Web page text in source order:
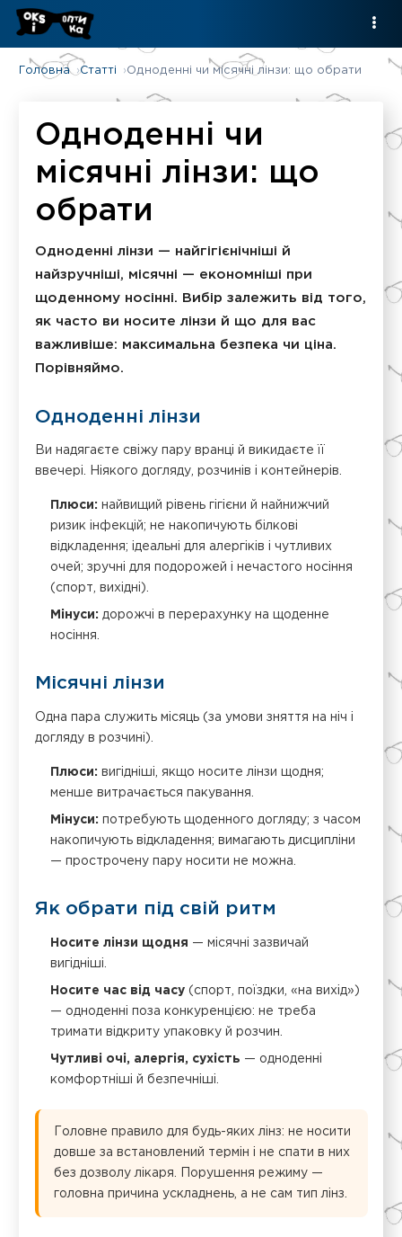
Головна Статті Одноденні чи місячні лінзи: що обрати
Одноденні чи
місячні лінзи: що
обрати
Одноденні лінзи — найгігієнічніші й
найзручніші, місячні — економніші при
щоденному носінні. Вибір залежить від того,
як часто ви носите лінзи й що для вас
важливіше: максимальна безпека чи ціна.
Порівняймо.
Одноденні лінзи
Ви надягаєте свіжу пару вранці й викидаєте її
ввечері. Ніякого догляду, розчинів і контейнерів.
Плюси: найвищий рівень гігієни й найнижчий
ризик інфекцій; не накопичують білкові
відкладення; ідеальні для алергіків і чутливих
очей; зручні для подорожей і нечастого носіння
(спорт, вихідні).
Мінуси: дорожчі в перерахунку на щоденне
носіння.
Місячні лінзи
Одна пара служить місяць (за умови зняття на ніч і
догляду в розчині).
Плюси: вигідніші, якщо носите лінзи щодня;
менше витрачається пакування.
Мінуси: потребують щоденного догляду; з часом
накопичують відкладення; вимагають дисципліни
— прострочену пару носити не можна.
Як обрати під свій ритм
Носите лінзи щодня — місячні зазвичай
вигідніші.
Носите час від часу (спорт, поїздки, «на вихід»)
— одноденні поза конкуренцією: не треба
тримати відкриту упаковку й розчин.
Чутливі очі, алергія, сухість — одноденні
комфортніші й безпечніші.
Головне правило для будь-яких лінз: не носити
довше за встановлений термін і не спати в них
без дозволу лікаря. Порушення режиму —
головна причина ускладнень, а не сам тип лінз.